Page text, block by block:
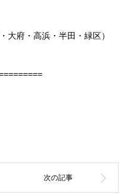
大府・高浜・半田・緑区）